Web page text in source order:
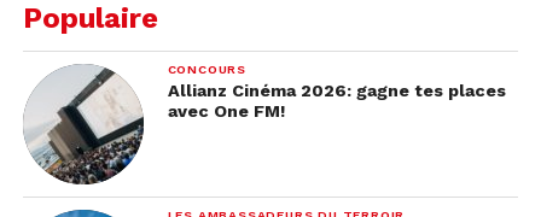
Populaire
CONCOURS
Allianz Cinéma 2026: gagne tes places
avec One FM!